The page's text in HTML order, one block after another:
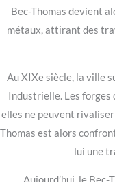
Bec-Thomas devient
métaux, attirant des
Au XIXe siècle, la ville
Industrielle. Les forges
elles ne peuvent rivaliser
Thomas est alors
lui une